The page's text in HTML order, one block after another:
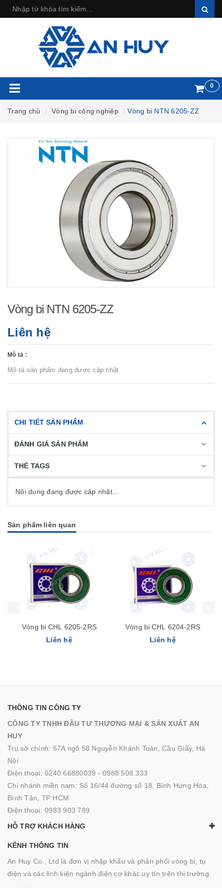
0
Trang chủ Vòng bi công nghiệp Vòng bi NTN 6205-ZZ
Vòng bi NTN 6205-ZZ
Liên hệ
Mô tả :
Mô tả sản phẩm đang được cập nhật
CHI TIẾT SẢN PHẨM
ĐÁNH GIÁ SẢN PHẨM
THẺ TAGS
Nội dung đang được cập nhật...
Sản phẩm liên quan
Vòng bi CHL 6205-2RS
Liên hệ
Vòng bi CHL 6204-2RS
Liên hệ
THÔNG TIN CÔNG TY
CÔNG TY TNHH ĐẦU TƯ THƯƠNG MẠI & SẢN XUẤT AN
HUY
Trụ sở chính: 57A ngõ 58 Nguyễn Khánh Toàn, Cầu Giấy, Hà
Nội
Điện thoại: 0240 66880039 - 0988.508.333
Chi nhánh miền nam: Số 16/44 đường số 18, Bình Hưng Hòa,
Bình Tân, TP HCM
Điện thoại: 0983 903 789
HỖ TRỢ KHÁCH HÀNG
KÊNH THÔNG TIN
An Huy Co., Ltd là đơn vị nhập khẩu và phân phối vòng bi, tụ
điện và các linh kiện ngành điện cơ khác uy tín trên thị trường.